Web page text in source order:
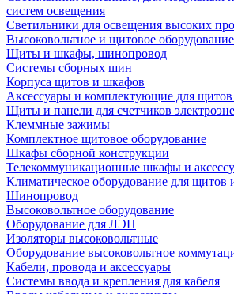
систем освещения
Светильники для освещения высоких
Высоковольтное и щитовое оборудование
Щиты и шкафы, шинопровод
Системы сборных шин
Корпуса щитов и шкафов
Аксессуары и комплектующие для
Щиты и панели для счетчиков
Клеммные зажимы
Комплектное щитовое оборудование
Шкафы сборной конструкции
Телекоммуникационные шкафы и
Климатическое оборудование для щитов
Шинопровод
Высоковольтное оборудование
Оборудование для ЛЭП
Изоляторы высоковольтные
Оборудование высоковольтное
Кабели, провода и аксессуары
Системы ввода и крепления для кабеля